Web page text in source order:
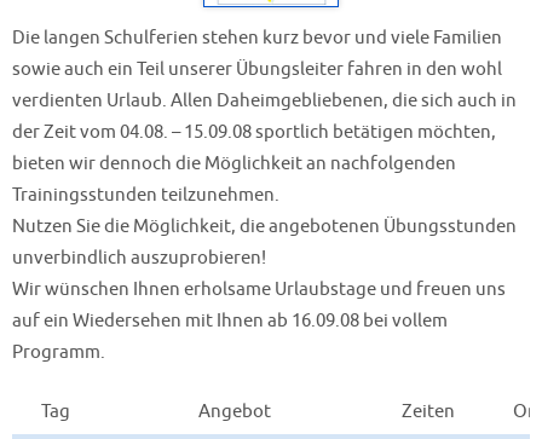
Die langen Schulferien stehen kurz bevor und viele Familien
sowie auch ein Teil unserer Übungsleiter fahren in den wohl
verdienten Urlaub. Allen Daheimgebliebenen, die sich auch in
der Zeit vom 04.08. – 15.09.08 sportlich betätigen möchten,
bieten wir dennoch die Möglichkeit an nachfolgenden
Trainingsstunden teilzunehmen.
Nutzen Sie die Möglichkeit, die angebotenen Übungsstunden
unverbindlich auszuprobieren!
Wir wünschen Ihnen erholsame Urlaubstage und freuen uns
auf ein Wiedersehen mit Ihnen ab 16.09.08 bei vollem
Programm.
Tag Angebot Zeiten
Ort